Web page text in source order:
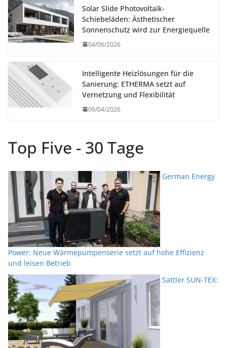
Solar Slide Photovoltaik-
Schiebeläden: Ästhetischer
Sonnenschutz wird zur Energiequelle
04/06/2026
Intelligente Heizlösungen für die
Sanierung: ETHERMA setzt auf
Vernetzung und Flexibilität
09/04/2026
Top Five - 30 Tage
German Energy
Power: Neue Wärmepumpenserie setzt auf hohe Effizienz
und leisen Betrieb
Sattler SUN-TEX: